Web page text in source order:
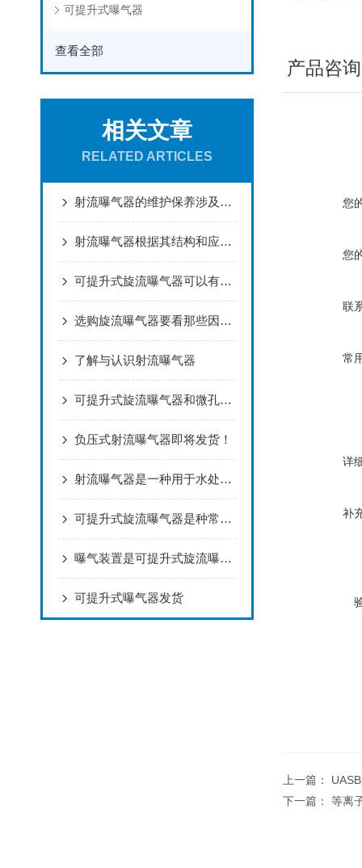
可提升式曝气器
查看全部
相关文章
RELATED ARTICLES
射流曝气器的维护保养涉及多个方面
射流曝气器根据其结构和应用场景的不同，可分为多种类型
可提升式旋流曝气器可以有效地将气体溶解到水中
选购旋流曝气器要看那些因素？
了解与认识射流曝气器
可提升式旋流曝气器和微孔曝气器相比有什么优点呢
负压式射流曝气器即将发货！
射流曝气器是一种用于水处理过程中的增氧设备
可提升式旋流曝气器是种常用的水处理设备
曝气装置是可提升式旋流曝气器的核心部分
可提升式曝气器发货
产品咨询
您
您
联
常
详
补
上一篇：
下一篇： 等离